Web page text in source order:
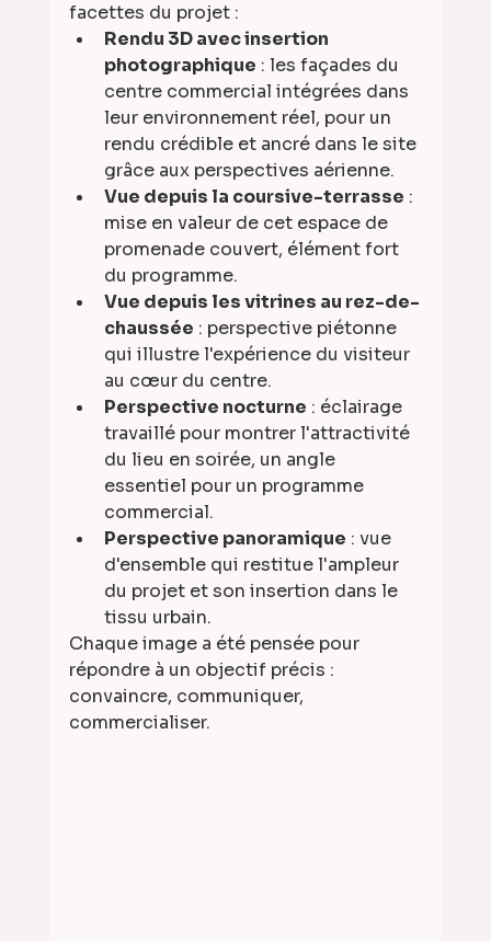
facettes du projet :
Rendu 3D avec insertion
photographique : les façades du
centre commercial intégrées dans
leur environnement réel, pour un
rendu crédible et ancré dans le site
grâce aux perspectives aérienne.
Vue depuis la coursive-terrasse :
mise en valeur de cet espace de
promenade couvert, élément fort
du programme.
Vue depuis les vitrines au rez-de-
chaussée : perspective piétonne
qui illustre l'expérience du visiteur
au cœur du centre.
Perspective nocturne : éclairage
travaillé pour montrer l'attractivité
du lieu en soirée, un angle
essentiel pour un programme
commercial.
Perspective panoramique : vue
d'ensemble qui restitue l'ampleur
du projet et son insertion dans le
tissu urbain.
Chaque image a été pensée pour
répondre à un objectif précis :
convaincre, communiquer,
commercialiser.